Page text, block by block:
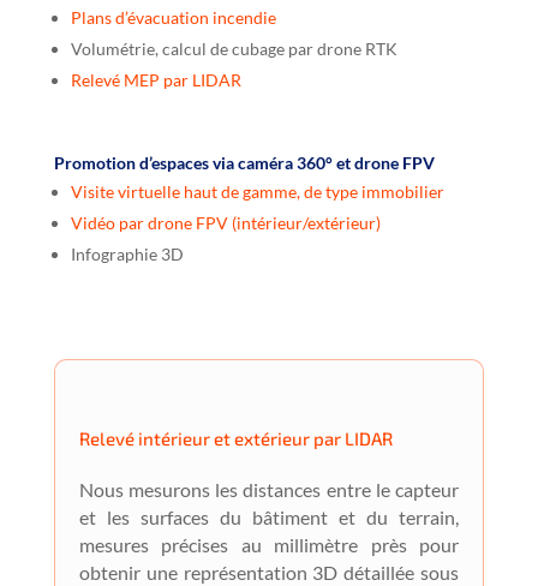
Plans d’évacuation incendie
Volumétrie, calcul de cubage par drone RTK
Relevé MEP par LIDAR
Promotion d’espaces via caméra 360° et drone FPV
Visite virtuelle haut de gamme, de type immobilier
Vidéo par drone FPV (intérieur/extérieur)
Infographie 3D
Relevé intérieur et extérieur par LIDAR
Nous mesurons les distances entre le capteur
et les surfaces du bâtiment et du terrain,
mesures précises au millimètre près pour
obtenir une représentation 3D détaillée sous